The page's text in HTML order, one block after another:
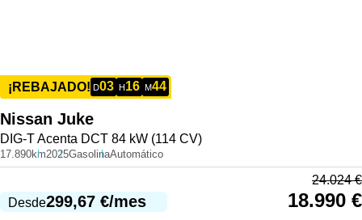
¡REBAJADO! D03 H16 M44
Nissan Juke
DIG-T Acenta DCT 84 kW (114 CV)
17.890km2025GasolinaAutomático
Desde299,67 €/mes
24.024€
18.990 €